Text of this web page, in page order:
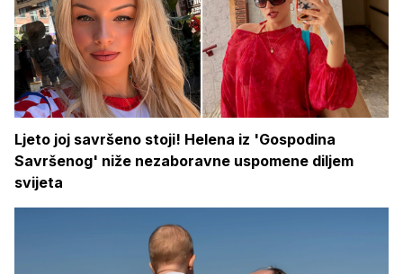
Ljeto joj savršeno stoji! Helena iz 'Gospodina
Savršenog' niže nezaboravne uspomene diljem
svijeta